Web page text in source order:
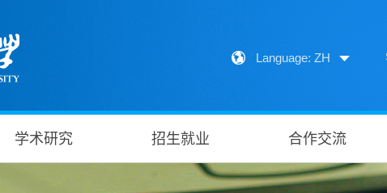
Language: ZH
学术研究 招生就业 合作交流